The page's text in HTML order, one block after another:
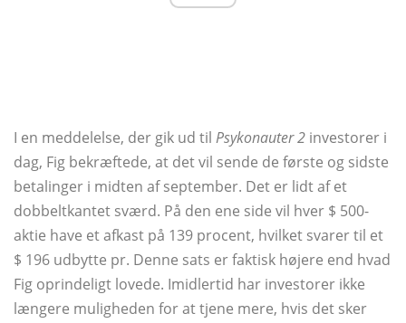
I en meddelelse, der gik ud til Psykonauter 2 investorer i
dag, Fig bekræftede, at det vil sende de første og sidste
betalinger i midten af ​​september. Det er lidt af et
dobbeltkantet sværd. På den ene side vil hver $ 500-
aktie have et afkast på 139 procent, hvilket svarer til et
$ 196 udbytte pr. Denne sats er faktisk højere end hvad
Fig oprindeligt lovede. Imidlertid har investorer ikke
længere muligheden for at tjene mere, hvis det sker